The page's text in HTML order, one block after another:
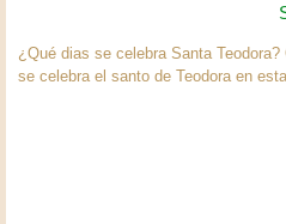
¿Qué dias se celebra Santa
se celebra el santo de Teodora en